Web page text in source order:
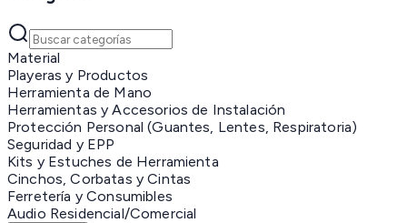
Material
Playeras y Productos
Herramienta de Mano
Herramientas y Accesorios de Instalación
Protección Personal (Guantes, Lentes, Respiratoria)
Seguridad y EPP
Kits y Estuches de Herramienta
Cinchos, Corbatas y Cintas
Ferretería y Consumibles
Audio Residencial/Comercial